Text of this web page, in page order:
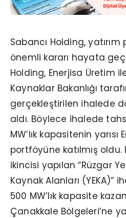
Sabancı Holding,
önemli kararı hayata
Holding, Enerjisa Üretim
Kaynaklar Bakanlığı
gerçekleştirilen ihalede
aldı. Böylece ihalede
MW’lık kapasitenin yarısı
portföyüne katılmış oldu.
ikincisi yapılan “Rüzgar
Kaynak Alanları (YEKA)”
500 MW’lık kapasite
Çanakkale Bölgeleri’ne